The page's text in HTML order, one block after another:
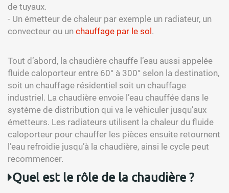
de tuyaux.
- Un émetteur de chaleur par exemple un radiateur, un
convecteur ou un chauffage par le sol .
Tout d’abord, la chaudière chauffe l’eau aussi appelée
fluide caloporteur entre 60° à 300° selon la destination,
soit un chauffage résidentiel soit un chauffage
industriel. La chaudière envoie l’eau chauffée dans le
système de distribution qui va le véhiculer jusqu’aux
émetteurs. Les radiateurs utilisent la chaleur du fluide
caloporteur pour chauffer les pièces ensuite retournent
l’eau refroidie jusqu’à la chaudière, ainsi le cycle peut
recommencer.
Quel est le rôle de la chaudière ?